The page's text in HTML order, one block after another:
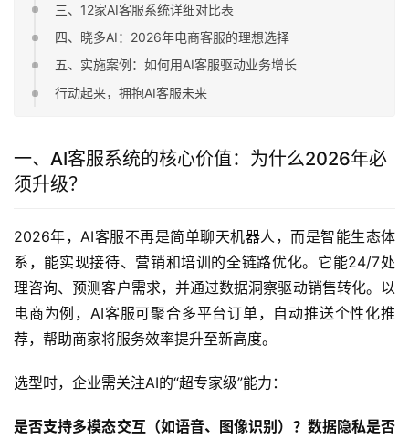
三、12家AI客服系统详细对比表
四、晓多AI：2026年电商客服的理想选择
五、实施案例：如何用AI客服驱动业务增长
行动起来，拥抱AI客服未来
一、AI客服系统的核心价值：为什么2026年必
须升级？
2026年，AI客服不再是简单聊天机器人，而是智能生态体
系，能实现接待、营销和培训的全链路优化。它能24/7处
理咨询、预测客户需求，并通过数据洞察驱动销售转化。以
电商为例，AI客服可聚合多平台订单，自动推送个性化推
荐，帮助商家将服务效率提升至新高度。
选型时，企业需关注AI的“超专家级”能力：
是否支持多模态交互（如语音、图像识别）？数据隐私是否